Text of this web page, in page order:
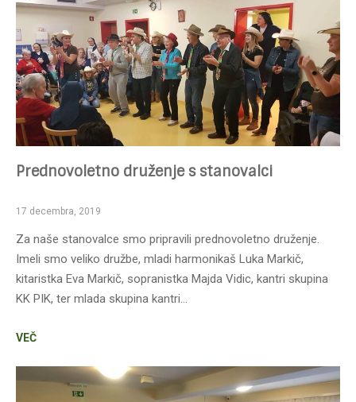
Prednovoletno druženje s stanovalci
17 decembra, 2019
Za naše stanovalce smo pripravili prednovoletno druženje.
Imeli smo veliko družbe, mladi harmonikaš Luka Markič,
kitaristka Eva Markič, sopranistka Majda Vidic, kantri skupina
KK PIK, ter mlada skupina kantri…
VEČ